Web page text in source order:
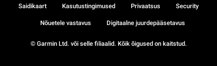
© Garmin Ltd. või selle filiaalid. Kõik õigused on kaitstud.
Saidikaart Kasutustingimused Privaatsus Security
Nõuetele vastavus Digitaalne juurdepääsetavus